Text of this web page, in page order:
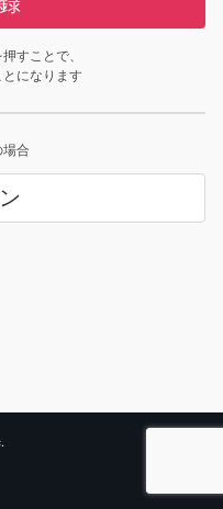
すことで、
になります
合